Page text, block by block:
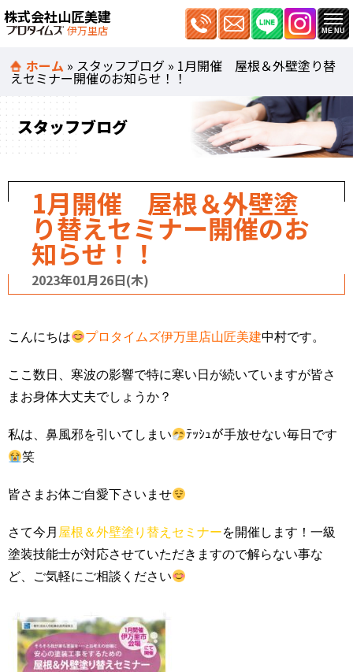
株式会社山匠美建
伊万里店
ホーム » スタッフブログ » 1月開催 屋根＆外壁塗り替
えセミナー開催のお知らせ！！
スタッフブログ
1月開催 屋根＆外壁塗
り替えセミナー開催のお
知らせ！！
2023年01月26日(木)
こんにちは プロタイムズ伊万里店山匠美建中村です。
ここ数日、寒波の影響で特に寒い日が続いていますが皆さ
まお身体大丈夫でしょうか？
私は、鼻風邪を引いてしまい
ﾃｯｼｭが手放せない毎日です
笑
皆さまお体ご自愛下さいませ
さて今月 屋根＆外壁塗り替えセミナーを開催します！一級
塗装技能士が対応させていただきますので解らない事な
ど、ご気軽にご相談ください